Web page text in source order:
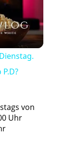
von
Uhr